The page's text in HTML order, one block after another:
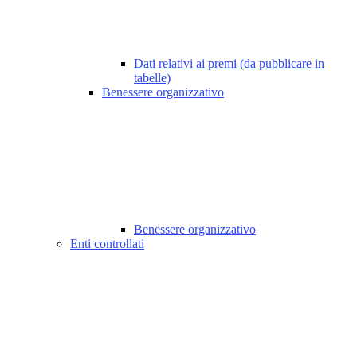
Dati relativi ai premi (da pubblicare in
tabelle)
Benessere organizzativo
Benessere organizzativo
Enti controllati